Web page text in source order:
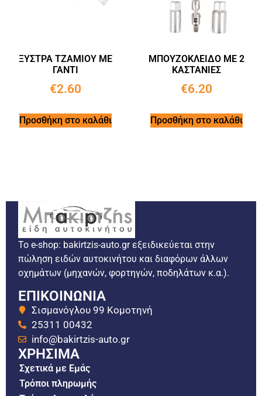
ΞΥΣΤΡΑ ΤΖΑΜΙΟΥ ΜΕ
ΓΑΝΤΙ
€2.60
Προσθήκη στο καλάθι
ΜΠΟΥΖΟΚΛΕΙΔΟ ΜΕ 2
ΚΑΣΤΑΝΙΕΣ
€6.20
Προσθήκη στο καλάθι
Το e-shop: bakirtzis-auto.gr εξειδικεύεται στην
πώληση ειδών αυτοκινήτου και διαφόρων άλλων
οχημάτων (μηχανών, φορτηγών, ποδηλάτων κ.α.).
ΕΠΙΚΟΙΝΩΝΙΑ
Σισμανόγλου 99 Κομοτηνή
25311 00432
info@bakirtzis-auto.gr
ΧΡΗΣΙΜΑ
Σχετικά με Εμάς
Τρόποι πληρωμής